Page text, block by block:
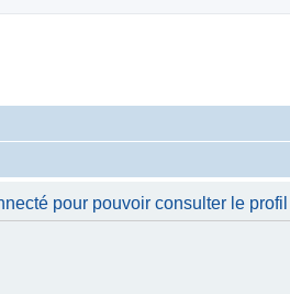
pour pouvoir consulter le